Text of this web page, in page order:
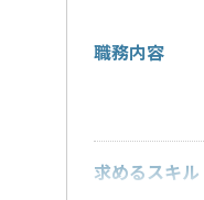
職務内容
求めるスキル